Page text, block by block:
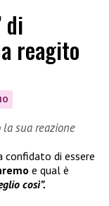
di
reagito
sua reazione
confidato di essere
e qual è
così”.